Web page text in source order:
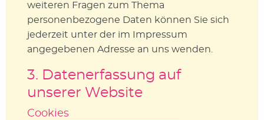
weiteren Fragen zum Thema
personenbezogene Daten können Sie sich
jederzeit unter der im Impressum
angegebenen Adresse an uns wenden.
3. Datenerfassung auf
unserer Website
Cookies